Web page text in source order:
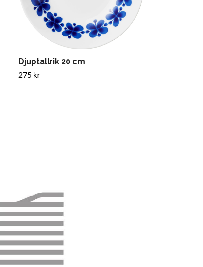
Djuptallrik 20 cm
275 kr